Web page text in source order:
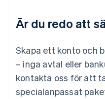
Är du redo att
Skapa ett konto och
– inga avtal eller
kontakta oss för att
specialanpassat
English简体中文
Malta
Mexiko
English
Nederländerna
NederlandsEnglish
Norge